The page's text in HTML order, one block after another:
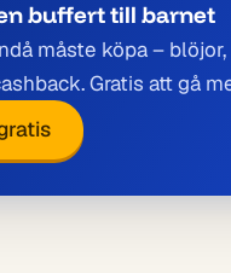
buffert till barnet
måste köpa –
Gratis att gå